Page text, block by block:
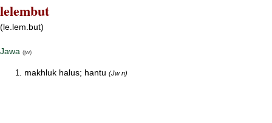
lelembut
(le.lem.but)
Jawa (jw)
makhluk halus; hantu (Jw n)